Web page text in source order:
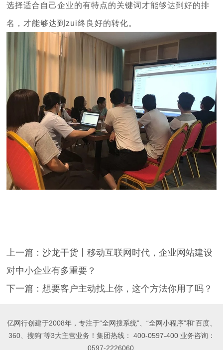
选择适合自己企业的有特点的关键词才能够达到好的排
名，才能够达到zui终良好的转化。
上一篇：沙龙干货丨移动互联网时代，企业网站建设
对中小企业有多重要？
下一篇：想要客户主动找上你，这个方法你用了吗？
亿网行创建于2008年，专注于“全网搜系统”、“全网小程序”和“百度、
360、搜狗”等3大主营业务！集团热线： 400-0597-400 业务咨询：
0597-2226060